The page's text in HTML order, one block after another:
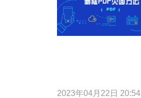
2023年04月22日 20:54